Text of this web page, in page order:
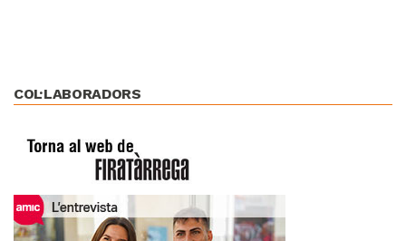
COL·LABORADORS